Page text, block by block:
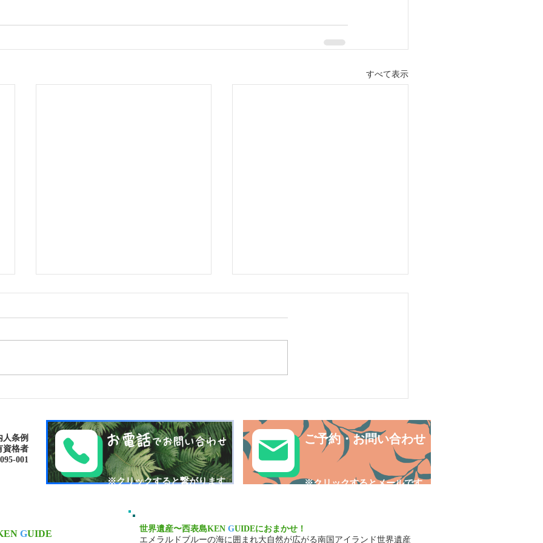
すべて表示
パナリ島シュノーケリング
条例
格者
001​​
お電話でお問い合わせ
​※クリックすると繋がります
ご予約・お問い合わせ
​※クリックするとメールです
GUIDE 世界遺産〜西表島KEN GUIDEにおまかせ！
エメラルドブルーの海に囲まれ大自然が広がる南国アイランド世界遺産